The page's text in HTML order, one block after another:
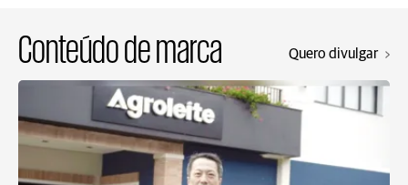
Conteúdo de marca Quero divulgar